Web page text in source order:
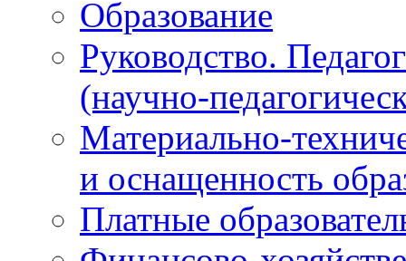
Образование
Руководство.
(научно-
Материально-
и оснащенность
Платные